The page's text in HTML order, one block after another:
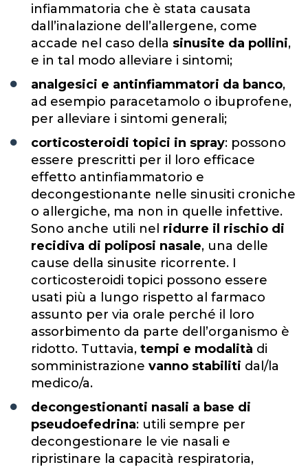
infiammatoria che è stata causata
dall’inalazione dell’allergene, come
accade nel caso della sinusite da pollini,
e in tal modo alleviare i sintomi;
analgesici e antinfiammatori da banco,
ad esempio paracetamolo o ibuprofene,
per alleviare i sintomi generali;
corticosteroidi topici in spray: possono
essere prescritti per il loro efficace
effetto antinfiammatorio e
decongestionante nelle sinusiti croniche
o allergiche, ma non in quelle infettive.
Sono anche utili nel ridurre il rischio di
recidiva di poliposi nasale, una delle
cause della sinusite ricorrente. I
corticosteroidi topici possono essere
usati più a lungo rispetto al farmaco
assunto per via orale perché il loro
assorbimento da parte dell’organismo è
ridotto. Tuttavia, tempi e modalità di
somministrazione vanno stabiliti dal/la
medico/a.
decongestionanti nasali a base di
pseudoefedrina: utili sempre per
decongestionare le vie nasali e
ripristinare la capacità respiratoria,